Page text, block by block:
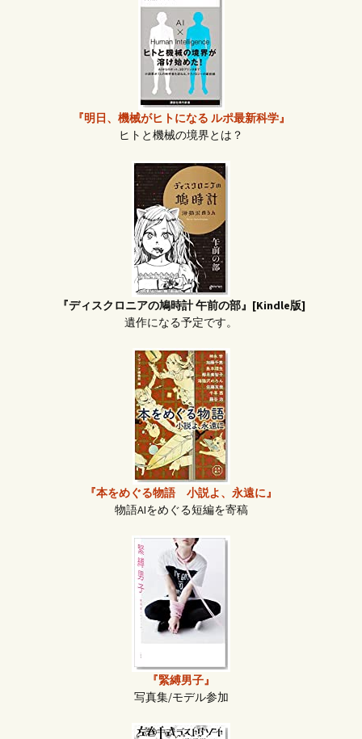
『明日、機械がヒトになる ルポ最新科学』
ヒトと機械の境界とは？
『ディスクロニアの鳩時計 午前の部』[Kindle版]
遺作になる予定です。
『本をめぐる物語 小説よ、永遠に』
物語AIをめぐる短編を寄稿
『緊縛男子』
写真集/モデル参加